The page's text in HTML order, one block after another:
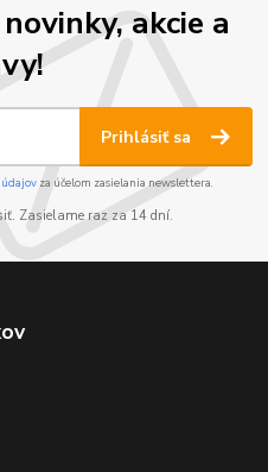
akcie a
Prihlásiť sa
za účelom zasielania newslettera.
Zasielame raz za 14 dní.